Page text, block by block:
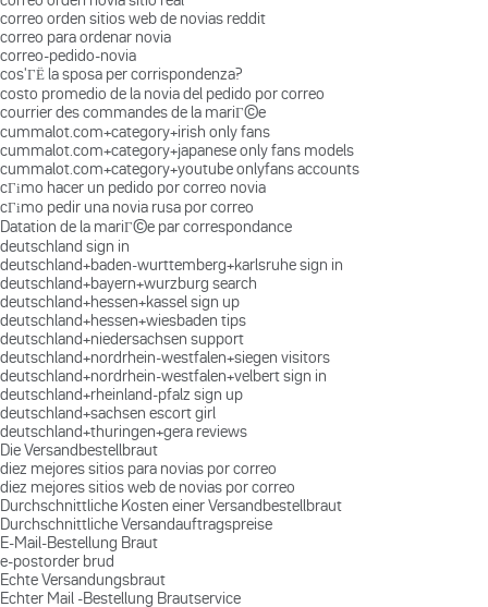
correo orden sitios web de novias reddit
correo para ordenar novia
correo-pedido-novia
cos'ГЁ la sposa per corrispondenza?
costo promedio de la novia del pedido por correo
courrier des commandes de la mariГ©e
cummalot.com+category+irish only fans
cummalot.com+category+japanese only fans models
cummalot.com+category+youtube onlyfans accounts
cГіmo hacer un pedido por correo novia
cГіmo pedir una novia rusa por correo
Datation de la mariГ©e par correspondance
deutschland sign in
deutschland+baden-wurttemberg+karlsruhe sign in
deutschland+bayern+wurzburg search
deutschland+hessen+kassel sign up
deutschland+hessen+wiesbaden tips
deutschland+niedersachsen support
deutschland+nordrhein-westfalen+siegen visitors
deutschland+nordrhein-westfalen+velbert sign in
deutschland+rheinland-pfalz sign up
deutschland+sachsen escort girl
deutschland+thuringen+gera reviews
Die Versandbestellbraut
diez mejores sitios para novias por correo
diez mejores sitios web de novias por correo
Durchschnittliche Kosten einer Versandbestellbraut
Durchschnittliche Versandauftragspreise
E-Mail-Bestellung Braut
e-postorder brud
Echte Versandungsbraut
Echter Mail -Bestellung Brautservice